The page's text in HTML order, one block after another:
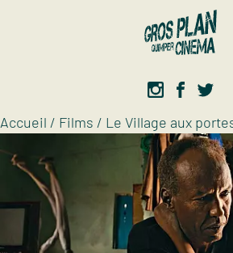
Accueil / Films / Le Village aux